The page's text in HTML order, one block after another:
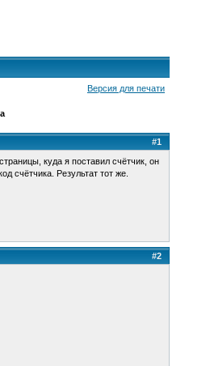
Версия для печати
#1
куда я поставил счётчик, он
счётчика. Результат тот же.
#2